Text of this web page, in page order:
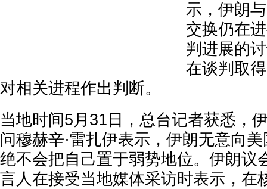
示，伊朗
交换仍在
判进展的
在谈判取
对相关进程作出判断。
当地时间5月31日，总台记者获悉，
问穆赫辛·雷扎伊表示，伊朗无意向
绝不会把自己置于弱势地位。伊朗议
言人在接受当地媒体采访时表示，在